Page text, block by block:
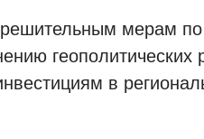
решительным мерам
геополитических
в